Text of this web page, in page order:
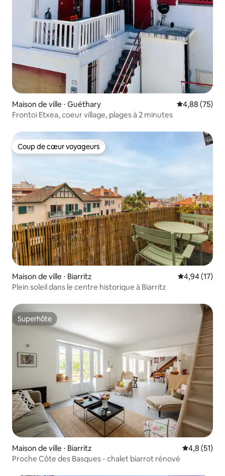
Maison de ville ⋅ Guéthary Évaluation
4,88 (75)
Frontoi Etxea, coeur village, plages à 2 minutes
Coup de cœur voyageurs
Coup de cœur voyageurs
Maison de ville ⋅ Biarritz Évaluation
4,94 (17)
Plein soleil dans le centre historique à Biarritz
Superhôte
Superhôte
Maison de ville ⋅ Biarritz Évaluation
4,8 (51)
Proche Côte des Basques - chalet biarrot rénové